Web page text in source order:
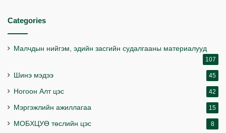
Categories
Малчдын нийгэм, эдийн засгийн судалгааны материалууд
107
Шинэ мэдээ 45
Ногоон Алт цэс 42
Мэргэжлийн ажиллагаа 15
МОБХЦУӨ төслийн цэс 8